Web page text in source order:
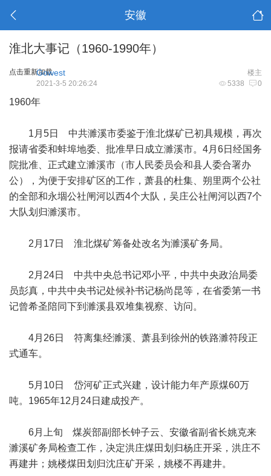
安徽
淮北大事记（1960-1990年）
点击重新加载 楼主
Gowest
5338 0
2021-3-5 20:26:24
1960年
1月5日 中共濉溪市委鉴于淮北煤矿已初具规模，再次
报请省委和蚌埠地委、批准早日成立濉溪市。4月6日经国务
院批准、正式建立濉溪市（市人民委员会和县人委合署办
公），为便于安排矿区的工作，萧县的杜集、朔里两个公社
的全部和永堌公社闸河以西4个大队，吴庄公社闸河以西7个
大队划归濉溪市。
2月17日 淮北煤矿筹备处改名为濉溪矿务局。
2月24日 中共中央总书记邓小平，中共中央政治局委
员彭真，中共中央书记处候补书记杨尚昆等，在省委第一书
记曾希圣陪同下到濉溪县双堆集视察、访问。
4月26日 符离集经濉溪、萧县到徐州的铁路濉符段正
式通车。
5月10日 岱河矿正式兴建，设计能力年产原煤60万
吨。1965年12月24日建成投产。
6月上旬 煤炭部副部长钟子云、安徽省副省长姚克来
濉溪矿务局检查工作，决定洪庄煤田划归杨庄开采，洪庄不
再建井；姚楼煤田划归沈庄矿开采，姚楼不再建井。